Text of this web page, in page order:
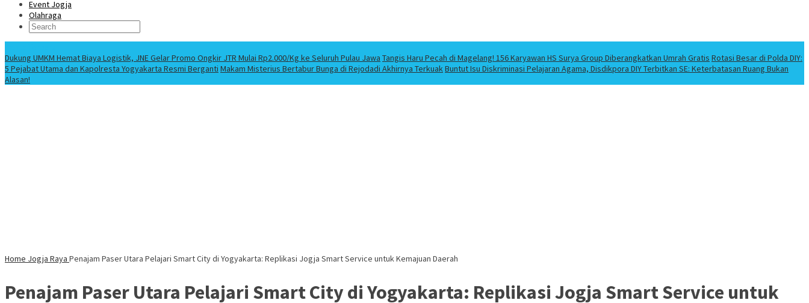
Event Jogja
Olahraga
Dukung UMKM Hemat Biaya Logistik, JNE Gelar Promo Ongkir JTR Mulai Rp2.000/Kg ke Seluruh Pulau Jawa Tangis Haru Pecah di Magelang! 156 Karyawan HS Surya Group Diberangkatkan Umrah Gratis Rotasi Besar di Polda DIY:
5 Pejabat Utama dan Kapolresta Yogyakarta Resmi Berganti Makam Misterius Bertabur Bunga di Rejodadi Akhirnya TerkuakBuntut Isu Diskriminasi Pelajaran Agama, Disdikpora DIY Terbitkan SE: Keterbatasan Ruang Bukan
Alasan!
Home Jogja Raya Penajam Paser Utara Pelajari Smart City di Yogyakarta: Replikasi Jogja Smart Service untuk Kemajuan Daerah
Penajam Paser Utara Pelajari Smart City di Yogyakarta: Replikasi Jogja Smart Service untuk